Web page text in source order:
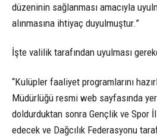
düzeninin sağlanması amacıyla
alınmasına ihtiyaç duyulmuştur.”
İşte valilik tarafından uyulması
“Kulüpler faaliyet programlarını
Müdürlüğü resmi web sayfasında
doldurduktan sonra Gençlik ve Spor
edecek ve Dağcılık Federasyonu